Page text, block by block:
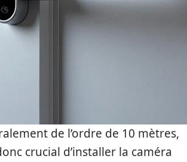
de l’ordre de 10 mètres,
crucial d’installer la caméra